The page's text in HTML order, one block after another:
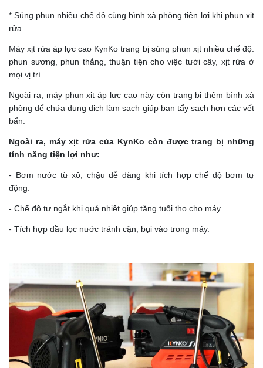
* Súng phun nhiều chế độ cùng bình xà phòng tiện lợi khi phun xịt
rửa
Máy xịt rửa áp lực cao KynKo trang bị súng phun xịt nhiều chế độ:
phun sương, phun thẳng, thuận tiện cho việc tưới cây, xịt rửa ở
mọi vị trí.
Ngoài ra, máy phun xịt áp lực cao này còn trang bị thêm bình xà
phòng để chứa dung dịch làm sạch giúp bạn tẩy sạch hơn các vết
bẩn.
Ngoài ra, máy xịt rửa của KynKo còn được trang bị những
tính năng tiện lợi như:
- Bơm nước từ xô, chậu dễ dàng khi tích hợp chế độ bơm tự
động.
- Chế độ tự ngắt khi quá nhiệt giúp tăng tuổi thọ cho máy.
- Tích hợp đầu lọc nước tránh cặn, bụi vào trong máy.